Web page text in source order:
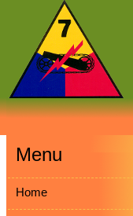
Menu
Home